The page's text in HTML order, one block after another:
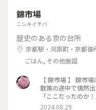
錦市場
ニシキイチバ
歴史のある京の台所
京都駅・河原町・京都御
ごはん, その他施設
【 錦市場 】 錦市場は京都の台所 どこにあるかもわからずに、
散策の途中で偶然
「ここだったのか
開店準備におわれ
2024.08.29